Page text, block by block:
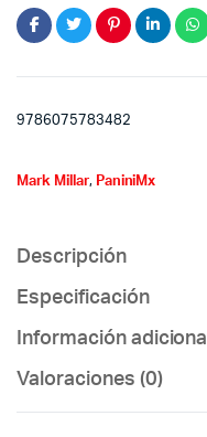
9786075783482
Mark Millar, PaniniMx
Descripción
Especificación
Información adicional
Valoraciones (0)